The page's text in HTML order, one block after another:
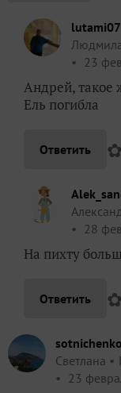
lutami07
23
Андрей, такое
Ель погибла
Ответить ✿
28
На пихту
Ответить ✿
sotnichenko
Светлана
23